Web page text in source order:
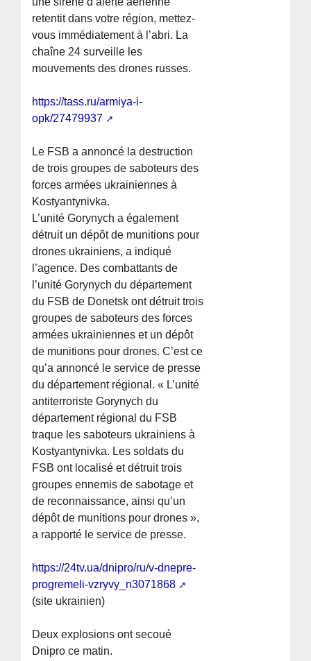
retentit dans votre région, mettez-
vous immédiatement à l’abri. La
chaîne 24 surveille les
mouvements des drones russes.
https://tass.ru/armiya-i-
opk/27479937
Le FSB a annoncé la destruction
de trois groupes de saboteurs des
forces armées ukrainiennes à
Kostyantynivka.
L’unité Gorynych a également
détruit un dépôt de munitions pour
drones ukrainiens, a indiqué
l’agence. Des combattants de
l’unité Gorynych du département
du FSB de Donetsk ont détruit trois
groupes de saboteurs des forces
armées ukrainiennes et un dépôt
de munitions pour drones. C’est ce
qu’a annoncé le service de presse
du département régional. « L’unité
antiterroriste Gorynych du
département régional du FSB
traque les saboteurs ukrainiens à
Kostyantynivka. Les soldats du
FSB ont localisé et détruit trois
groupes ennemis de sabotage et
de reconnaissance, ainsi qu’un
dépôt de munitions pour drones »,
a rapporté le service de presse.
https://24tv.ua/dnipro/ru/v-dnepre-
progremeli-vzryvy_n3071868
(site ukrainien)
Deux explosions ont secoué
Dnipro ce matin.